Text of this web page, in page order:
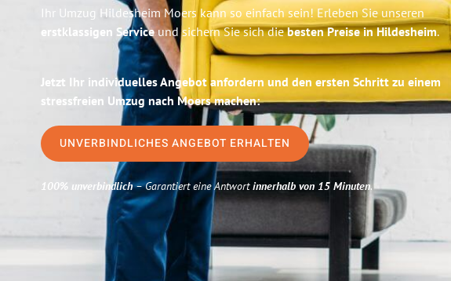
Ihr Umzug Hildesheim Moers kann so einfach sein! Erleben Sie unseren
erstklassigen Serviceund sichern Sie sich diebesten Preise in Hildesheim.
Jetzt Ihr individuelles Angebot anfordern und den ersten Schritt zu einem
stressfreien Umzug nach Moers machen:
UNVERBINDLICHES ANGEBOT ERHALTEN
100% unverbindlich– Garantiert eine Antwortinnerhalb von 15 Minuten.